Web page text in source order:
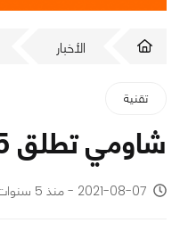
الأخبار
تقنية
شاومي تطلق Mi Pad 5 داخل السوق الصينية خلال أيام
2021-08-07 - منذ 5 سنوات